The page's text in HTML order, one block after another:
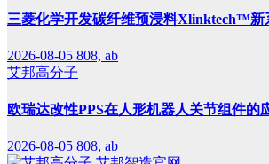
三菱化学开发碳纤维预浸料Xlinktech™新
2026-08-05 808, ab
艾邦高分子
欧瑞达改性PPS在人形机器人关节组件的
2026-08-05 808, ab